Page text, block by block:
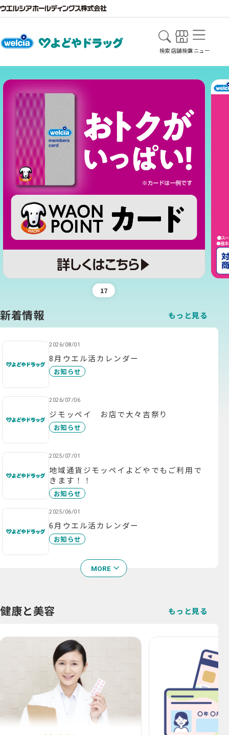
検索 店舗検索メニュー
17
新着情報 もっと見る
2026/08/01
8月ウエル活カレンダー
お知らせ
2026/07/06
ジモッペイ お店で大々吉祭り
お知らせ
2025/07/01
地域通貨ジモッペイよどやでもご利用で
きます！！
お知らせ
2025/06/01
6月ウエル活カレンダー
お知らせ
MORE
健康と美容 もっと見る